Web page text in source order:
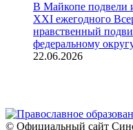
В Майкопе подвели
XXI ежегодного
нравственный
федеральному
22.06.2026
© Официальный сайт